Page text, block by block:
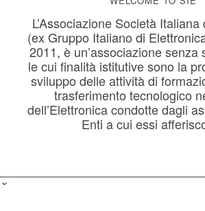
L’Associazione Società
(ex Gruppo Italiano di
2011, è un’associazione senza
le cui finalità istitutive sono la
sviluppo delle attività di
trasferimento tecnologico
dell’Elettronica condotte dagli
Enti a cui essi